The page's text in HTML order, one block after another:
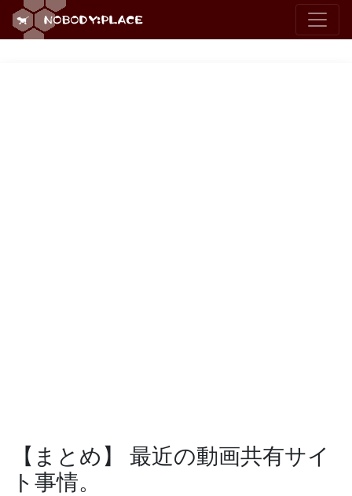
【まとめ】 最近の動画共有サイ
ト事情。